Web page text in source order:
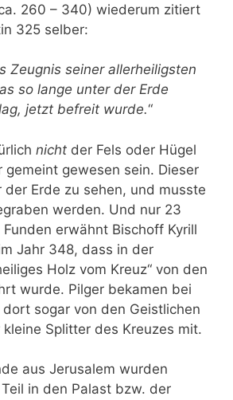
260 – 340) wiederum zitiert
325 selber:
Zeugnis seiner allerheiligsten
so lange unter der Erde
jetzt befreit wurde.“
nicht der Fels oder Hügel
gemeint gewesen sein. Dieser
Erde zu sehen, und musste
werden. Und nur 23
erwähnt Bischoff Kyrill
Jahr 348, dass in der
Holz vom Kreuz“ von den
wurde. Pilger bekamen bei
dort sogar von den Geistlichen
Splitter des Kreuzes mit.
aus Jerusalem wurden
in den Palast bzw. der